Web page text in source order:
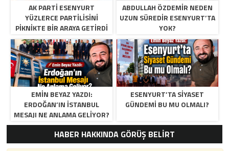
AK PARTI ESENYURT
YÜZLERCE PARTILISINI
PIKNIKTE BIR ARAYA GETIRDI
ABDULLAH ÖZDEMIR NEDEN
UZUN SÜREDIR ESENYURT’TA
YOK?
EMIN BEYAZ YAZDI:
ERDOĞAN’IN İSTANBUL
MESAJI NE ANLAMA GELIYOR?
ESENYURT’TA SIYASET
GÜNDEMI BU MU OLMALI?
HABER HAKKINDA GÖRÜŞ BELİRT